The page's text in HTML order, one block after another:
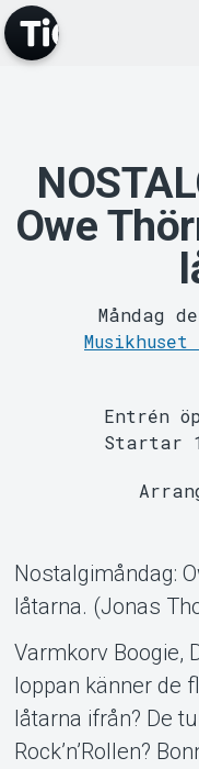
Owe
Måndag
Musikhuset
Entrén
Startar
Nostalgimåndag:
låtarna. (Jonas
Varmkorv Boogie,
loppan känner de
låtarna ifrån? De
Rock’n’Rollen?